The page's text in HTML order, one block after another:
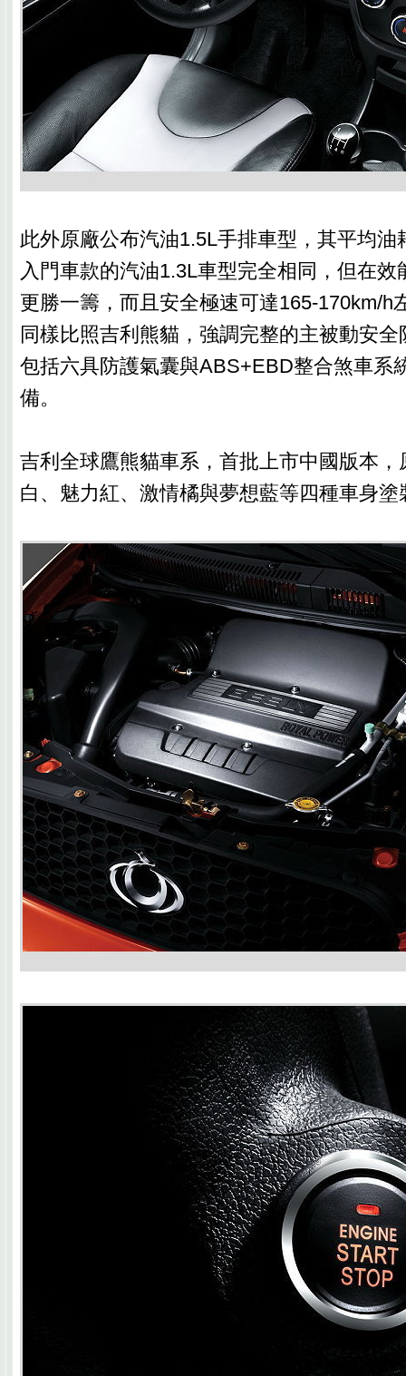
此外原廠公布汽油1.5L手排車型，其平均油
入門車款的汽油1.3L車型完全相同，但在效
更勝一籌，而且安全極速可達165-170km/h
同樣比照吉利熊貓，強調完整的主被動安
包括六具防護氣囊與ABS+EBD整合煞車系
備。
吉利全球鷹熊貓車系，首批上市中國版本
白、魅力紅、激情橘與夢想藍等四種車身塗